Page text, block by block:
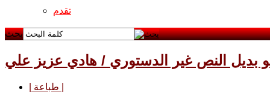
تقدم
بحث
بديل النص غير الدستوري / هادي عزيز علي